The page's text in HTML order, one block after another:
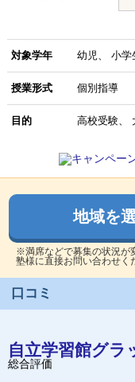
対象学年 幼児 小学
授業形式 個別指導
目的 高校受験
地域を
※満席などで募集の状況が
塾様に直接お問い合わせく
口コミ
自立学習館グラ
総合評価